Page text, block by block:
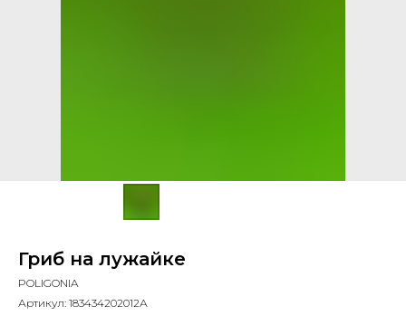
Гриб на лужайке
POLIGONIA
Артикул: 183434202012А